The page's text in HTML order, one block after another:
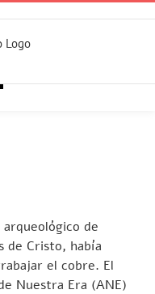
de
de Cristo, había
el cobre. El
Nuestra Era (ANE)
para ofrecerte una mejor
que aceptas su uso.